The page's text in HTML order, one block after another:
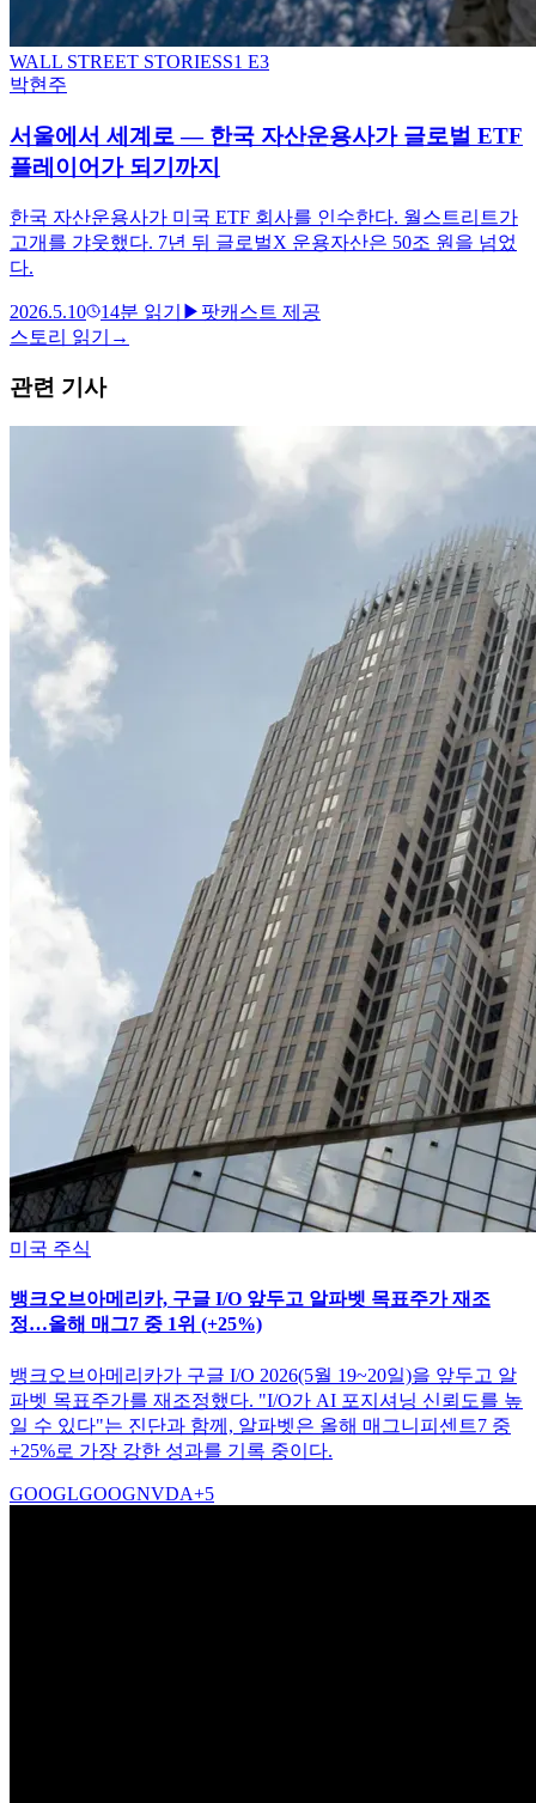
WALL STREET STORIESS1 E3
박현주
서울에서 세계로 — 한국 자산운용사가 글로벌 ETF
플레이어가 되기까지
한국 자산운용사가 미국 ETF 회사를 인수한다. 월스트리트가
고개를 갸웃했다. 7년 뒤 글로벌X 운용자산은 50조 원을 넘었
다.
2026.5.10 14분 읽기 ▶ 팟캐스트 제공
스토리 읽기 →
관련 기사
미국 주식
뱅크오브아메리카, 구글 I/O 앞두고 알파벳 목표주가 재조
정…올해 매그7 중 1위 (+25%)
뱅크오브아메리카가 구글 I/O 2026(5월 19~20일)을 앞두고 알
파벳 목표주가를 재조정했다. "I/O가 AI 포지셔닝 신뢰도를 높
일 수 있다"는 진단과 함께, 알파벳은 올해 매그니피센트7 중
+25%로 가장 강한 성과를 기록 중이다.
GOOGLGOOGNVDA+5